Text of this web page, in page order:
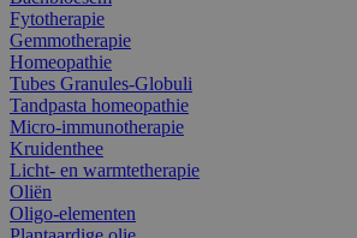
Fytotherapie
Gemmotherapie
Homeopathie
Tubes Granules-Globuli
Tandpasta homeopathie
Micro-immunotherapie
Kruidenthee
Licht- en warmtetherapie
Oliën
Oligo-elementen